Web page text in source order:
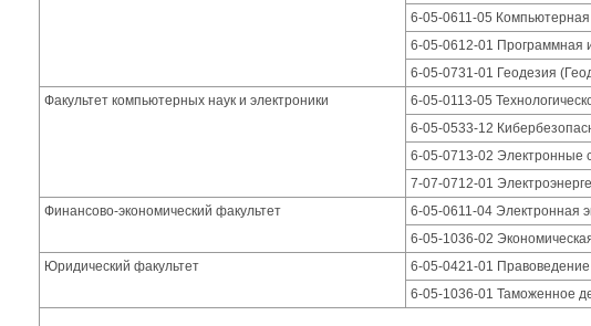
6-05-0611-05
6-05-0612-01 Программная
6-05-0731-01 Геодезия
Факультет компьютерных наук и электроники
6-05-0113-05
6-05-0533-12
6-05-0713-02 Электронные
7-07-0712-01
Финансово-экономический факультет
6-05-0611-04 Электронная
6-05-1036-02
Юридический факультет
6-05-0421-01
6-05-1036-01 Таможенное